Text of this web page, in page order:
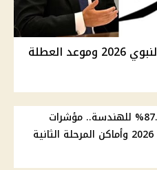
موقف ترحيل إجازة المولد النبوي 2026 وموعد العطلة
92.8% للطب و87.9% للهندسة.. مؤشرات